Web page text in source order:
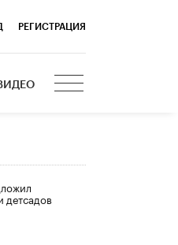
РЕГИСТРАЦИЯ
детсадов